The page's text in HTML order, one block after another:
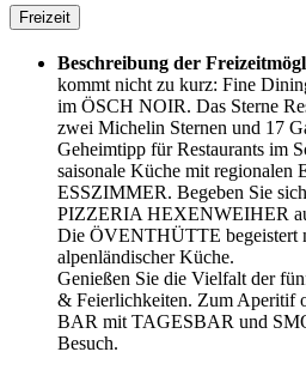
Freizeit
Beschreibung der
kommt nicht zu kurz: Fine
im ÖSCH NOIR. Das Sterne
zwei Michelin Sternen und 17
Geheimtipp für Restaurants im
saisonale Küche mit regionalen
ESSZIMMER. Begeben Sie
PIZZERIA HEXENWEIHER
Die ÖVENTHÜTTE begeistert
alpenländischer Küche.
Genießen Sie die Vielfalt der
& Feierlichkeiten. Zum Aperitif
BAR mit TAGESBAR und
Besuch.